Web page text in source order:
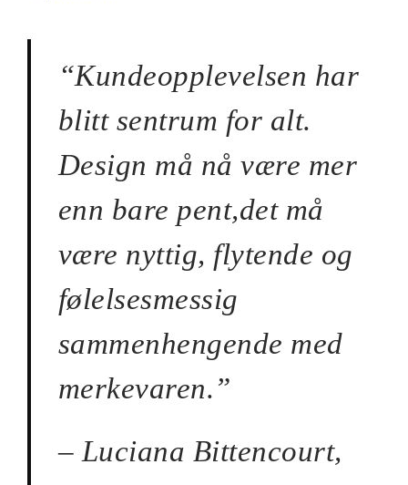
“Kundeopplevelsen har
blitt sentrum for alt.
Design må nå være mer
enn bare pent,​​det må
være nyttig, flytende og
følelsesmessig
sammenhengende med
merkevaren.”
– Luciana Bittencourt,